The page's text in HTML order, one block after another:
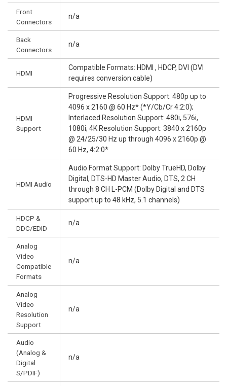
Front
Connectors
n/a
Back
Connectors
n/a
HDMI
Compatible Formats: HDMI , HDCP, DVI (DVI
requires conversion cable)
HDMI
Support
Progressive Resolution Support: 480p up to
4096 x 2160 @ 60 Hz* (*Y/Cb/Cr 4:2:0);
Interlaced Resolution Support: 480i, 576i,
1080i; 4K Resolution Support: 3840 x 2160p
@ 24/25/30 Hz up through 4096 x 2160p @
60 Hz, 4:2:0*
HDMI Audio
Audio Format Support: Dolby TrueHD, Dolby
Digital, DTS-HD Master Audio, DTS, 2 CH
through 8 CH L-PCM (Dolby Digital and DTS
support up to 48 kHz, 5.1 channels)
HDCP &
DDC/EDID
n/a
Analog
Video
Compatible
Formats
n/a
Analog
Video
Resolution
Support
n/a
Audio
(Analog &
Digital
S/PDIF)
n/a